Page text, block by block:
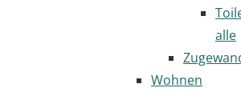
alle
Wohnen